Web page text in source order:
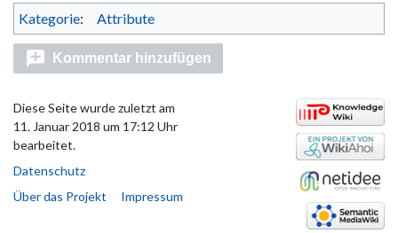
Kategorie: Attribute
Kommentar hinzufügen
Diese Seite wurde zuletzt am
11. Januar 2018 um 17:12 Uhr
bearbeitet.
Datenschutz
Über das Projekt
Impressum